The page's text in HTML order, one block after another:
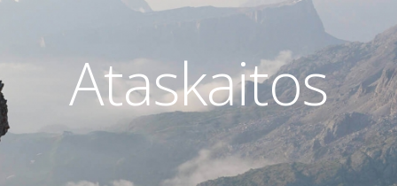
Ataskaitos